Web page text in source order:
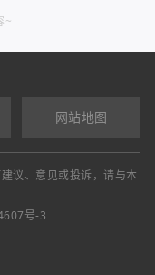
~
网站地图
议、意见或投诉，请与本
号-3